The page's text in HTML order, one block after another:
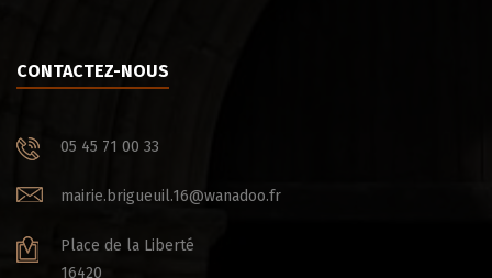
CONTACTEZ-NOUS
05 45 71 00 33
mairie.brigueuil.16@wanadoo.fr
Place de la Liberté
16420